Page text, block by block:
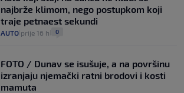
najbrže klimom, nego postupkom koji
traje petnaest sekundi
AUTO prije 16 h 0
FOTO / Dunav se isušuje, a na površinu
izranjaju njemački ratni brodovi i kosti
mamuta